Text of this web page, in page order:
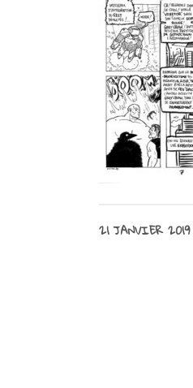
21 JANVIER 2019